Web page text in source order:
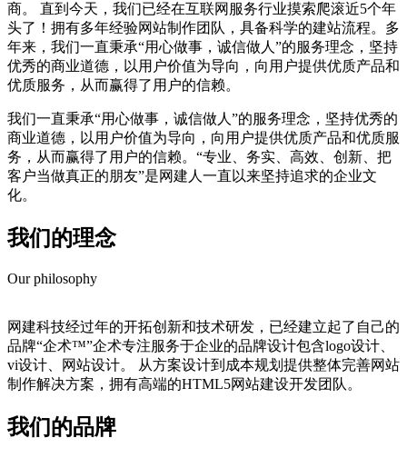
商。 直到今天，我们已经在互联网服务行业摸索爬滚近5个年
头了！拥有多年经验网站制作团队，具备科学的建站流程。多
年来，我们一直秉承“用心做事，诚信做人”的服务理念，坚持
优秀的商业道德，以用户价值为导向，向用户提供优质产品和
优质服务，从而赢得了用户的信赖。
我们一直秉承“用心做事，诚信做人”的服务理念，坚持优秀的
商业道德，以用户价值为导向，向用户提供优质产品和优质服
务，从而赢得了用户的信赖。“专业、务实、高效、创新、把
客户当做真正的朋友”是网建人一直以来坚持追求的企业文
化。
我们的理念
Our philosophy
网建科技经过年的开拓创新和技术研发，已经建立起了自己的
品牌“企术™”企术专注服务于企业的品牌设计包含logo设计、
vi设计、网站设计。 从方案设计到成本规划提供整体完善网站
制作解决方案，拥有高端的HTML5网站建设开发团队。
我们的品牌